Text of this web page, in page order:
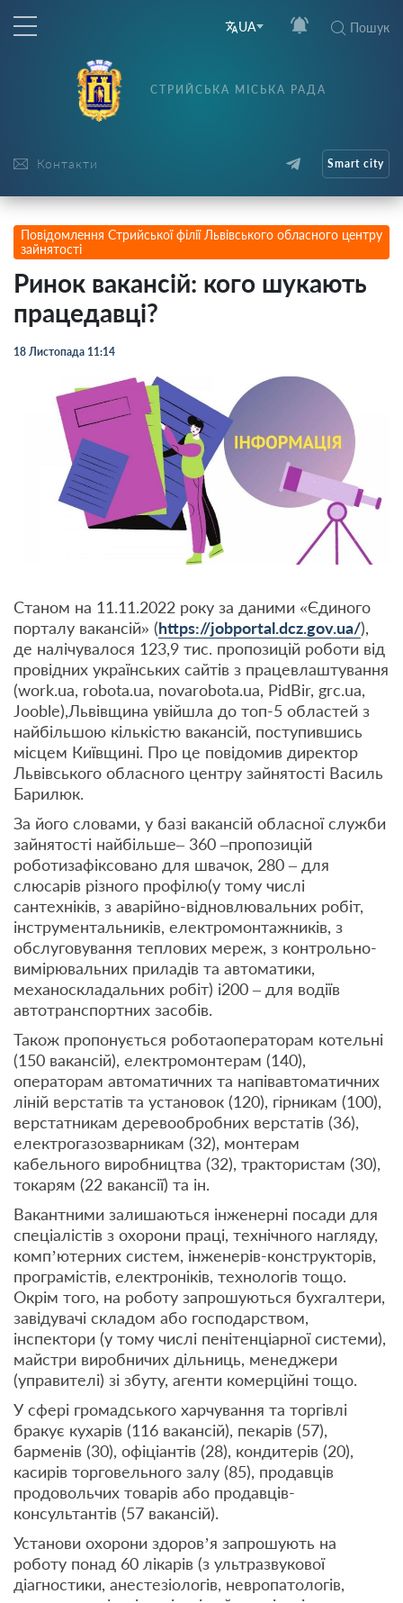
UA Пошук
Контакти
СТРИЙСЬКА МІСЬКА РАДА
Smart city
Повідомлення Стрийської філії Львівського обласного центру
зайнятості
Ринок вакансій: кого шукають
працедавці?
18 Листопада 11:14
Станом на 11.11.2022 року за даними «Єдиного
порталу вакансій» (https://jobportal.dcz.gov.ua/),
де налічувалося 123,9 тис. пропозицій роботи від
провідних українських сайтів з працевлаштування
(work.ua, robota.ua, novarobota.ua, PidBir, grc.ua,
Jooble),Львівщина увійшла до топ-5 областей з
найбільшою кількістю вакансій, поступившись
місцем Київщині. Про це повідомив директор
Львівського обласного центру зайнятості Василь
Барилюк.
За його словами, у базі вакансій обласної служби
зайнятості найбільше– 360 –пропозицій
роботизафіксовано для швачок, 280 – для
слюсарів різного профілю(у тому числі
сантехніків, з аварійно-відновлювальних робіт,
інструментальників, електромонтажників, з
обслуговування теплових мереж, з контрольно-
вимірювальних приладів та автоматики,
механоскладальних робіт) і200 – для водіїв
автотранспортних засобів.
Також пропонується роботаоператорам котельні
(150 вакансій), електромонтерам (140),
операторам автоматичних та напівавтоматичних
ліній верстатів та установок (120), гірникам (100),
верстатникам деревообробних верстатів (36),
електрогазозварникам (32), монтерам
кабельного виробництва (32), трактористам (30),
токарям (22 вакансії) та ін.
Вакантними залишаються інженерні посади для
спеціалістів з охорони праці, технічного нагляду,
комп’ютерних систем, інженерів-конструкторів,
програмістів, електроніків, технологів тощо.
Окрім того, на роботу запрошуються бухгалтери,
завідувачі складом або господарством,
інспектори (у тому числі пенітенціарної системи),
майстри виробничих дільниць, менеджери
(управителі) зі збуту, агенти комерційні тощо.
У сфері громадського харчування та торгівлі
бракує кухарів (116 вакансій), пекарів (57),
барменів (30), офіціантів (28), кондитерів (20),
касирів торговельного залу (85), продавців
продовольчих товарів або продавців-
консультантів (57 вакансій).
Установи охорони здоров’я запрошують на
роботу понад 60 лікарів (з ультразвукової
діагностики, анестезіологів, невропатологів,